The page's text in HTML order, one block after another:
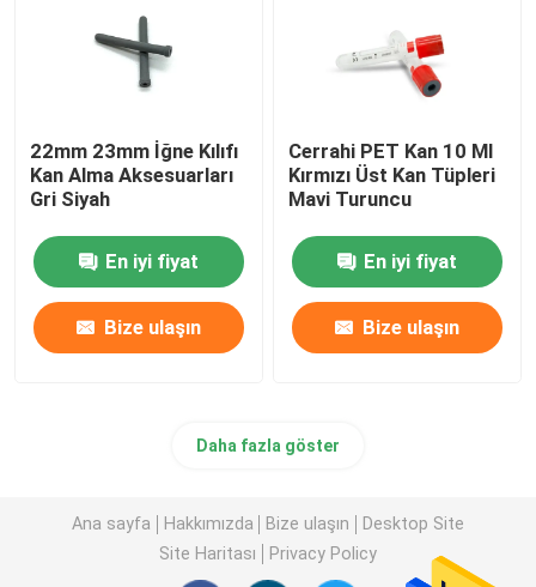
22mm 23mm İğne Kılıfı
Kan Alma Aksesuarları
Gri Siyah
En iyi fiyat
Bize ulaşın
Cerrahi PET Kan 10 Ml
Kırmızı Üst Kan Tüpleri
Mavi Turuncu
En iyi fiyat
Bize ulaşın
Daha fazla göster
Ana sayfa Hakkımızda Bize ulaşın
Desktop Site
Site Haritası
Privacy Policy